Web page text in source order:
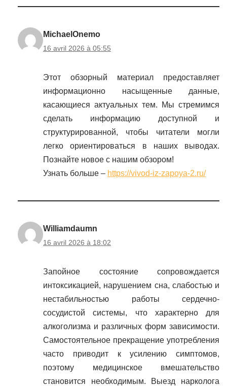
MichaelOnemo
16 avril 2026 à 05:55
Этот обзорный материал предоставляет
информационно насыщенные данные,
касающиеся актуальных тем. Мы стремимся
сделать информацию доступной и
структурированной, чтобы читатели могли
легко ориентироваться в наших выводах.
Познайте новое с нашим обзором!
Узнать больше – https://vivod-iz-zapoya-2.ru/
Williamdaumn
16 avril 2026 à 18:02
Запойное состояние сопровождается
интоксикацией, нарушением сна, слабостью и
нестабильностью работы сердечно-
сосудистой системы, что характерно для
алкоголизма и различных форм зависимости.
Самостоятельное прекращение употребления
часто приводит к усилению симптомов,
поэтому медицинское вмешательство
становится необходимым. Выезд нарколога